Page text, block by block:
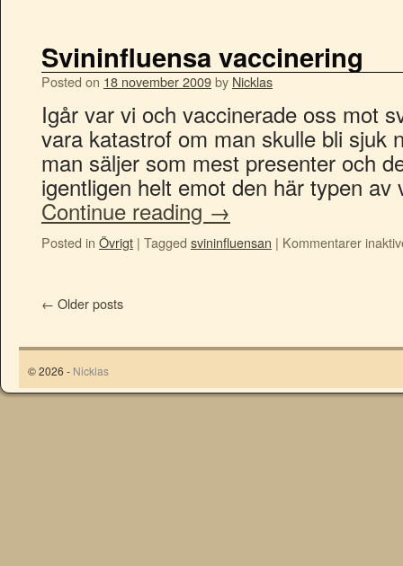
Svininfluensa vaccinering
Posted on 18 november 2009by Nicklas
Igår var vi och vaccinerade oss mot
vara katastrof om man skulle bli sjuk
man säljer som mest presenter och
igentligen helt emot den här typen
Continue reading →
Posted in Övrigt | Tagged svininfluensan | Kommentarer
← Older posts
© 2026 - Nicklas